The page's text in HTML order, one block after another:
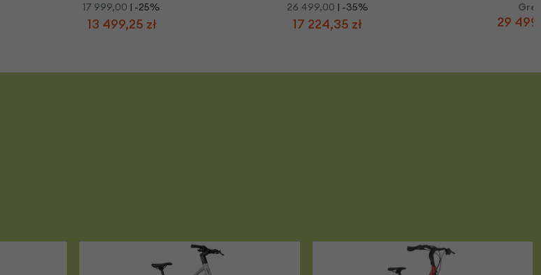
17 999,00 | -25%
13 499,25 zł
26 499,00 | -35%
17 224,35 zł 29